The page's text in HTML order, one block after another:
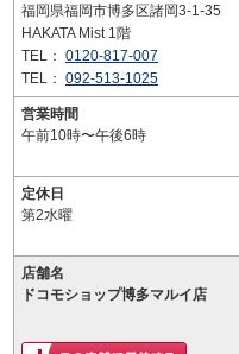
福岡県福岡市博多区諸岡3-1-35
HAKATA Mist 1階
TEL： 0120-817-007
TEL： 092-513-1025
営業時間
午前10時〜午後6時
定休日
第2水曜
店舗名
ドコモショップ博多マルイ店